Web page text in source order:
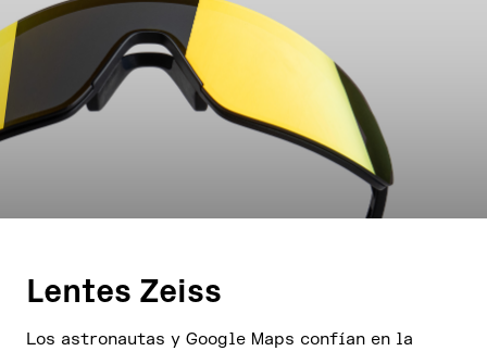
Lentes Zeiss
Los astronautas y Google Maps confían en la